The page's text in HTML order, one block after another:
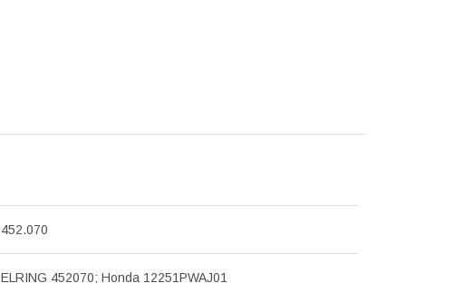
452.070
ELRING 452070; Honda 12251PWAJ01